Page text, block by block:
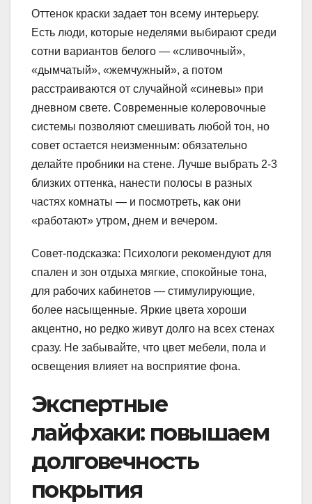
Оттенок краски задает тон всему интерьеру.
Есть люди, которые неделями выбирают среди
сотни вариантов белого — «сливочный»,
«дымчатый», «жемчужный», а потом
расстраиваются от случайной «синевы» при
дневном свете. Современные колеровочные
системы позволяют смешивать любой тон, но
совет остается неизменным: обязательно
делайте пробники на стене. Лучше выбрать 2-3
близких оттенка, нанести полосы в разных
частях комнаты — и посмотреть, как они
«работают» утром, днем и вечером.
Совет-подсказка: Психологи рекомендуют для
спален и зон отдыха мягкие, спокойные тона,
для рабочих кабинетов — стимулирующие,
более насыщенные. Яркие цвета хороши
акцентно, но редко живут долго на всех стенах
сразу. Не забывайте, что цвет мебели, пола и
освещения влияет на восприятие фона.
Экспертные
лайфхаки: повышаем
долговечность
покрытия